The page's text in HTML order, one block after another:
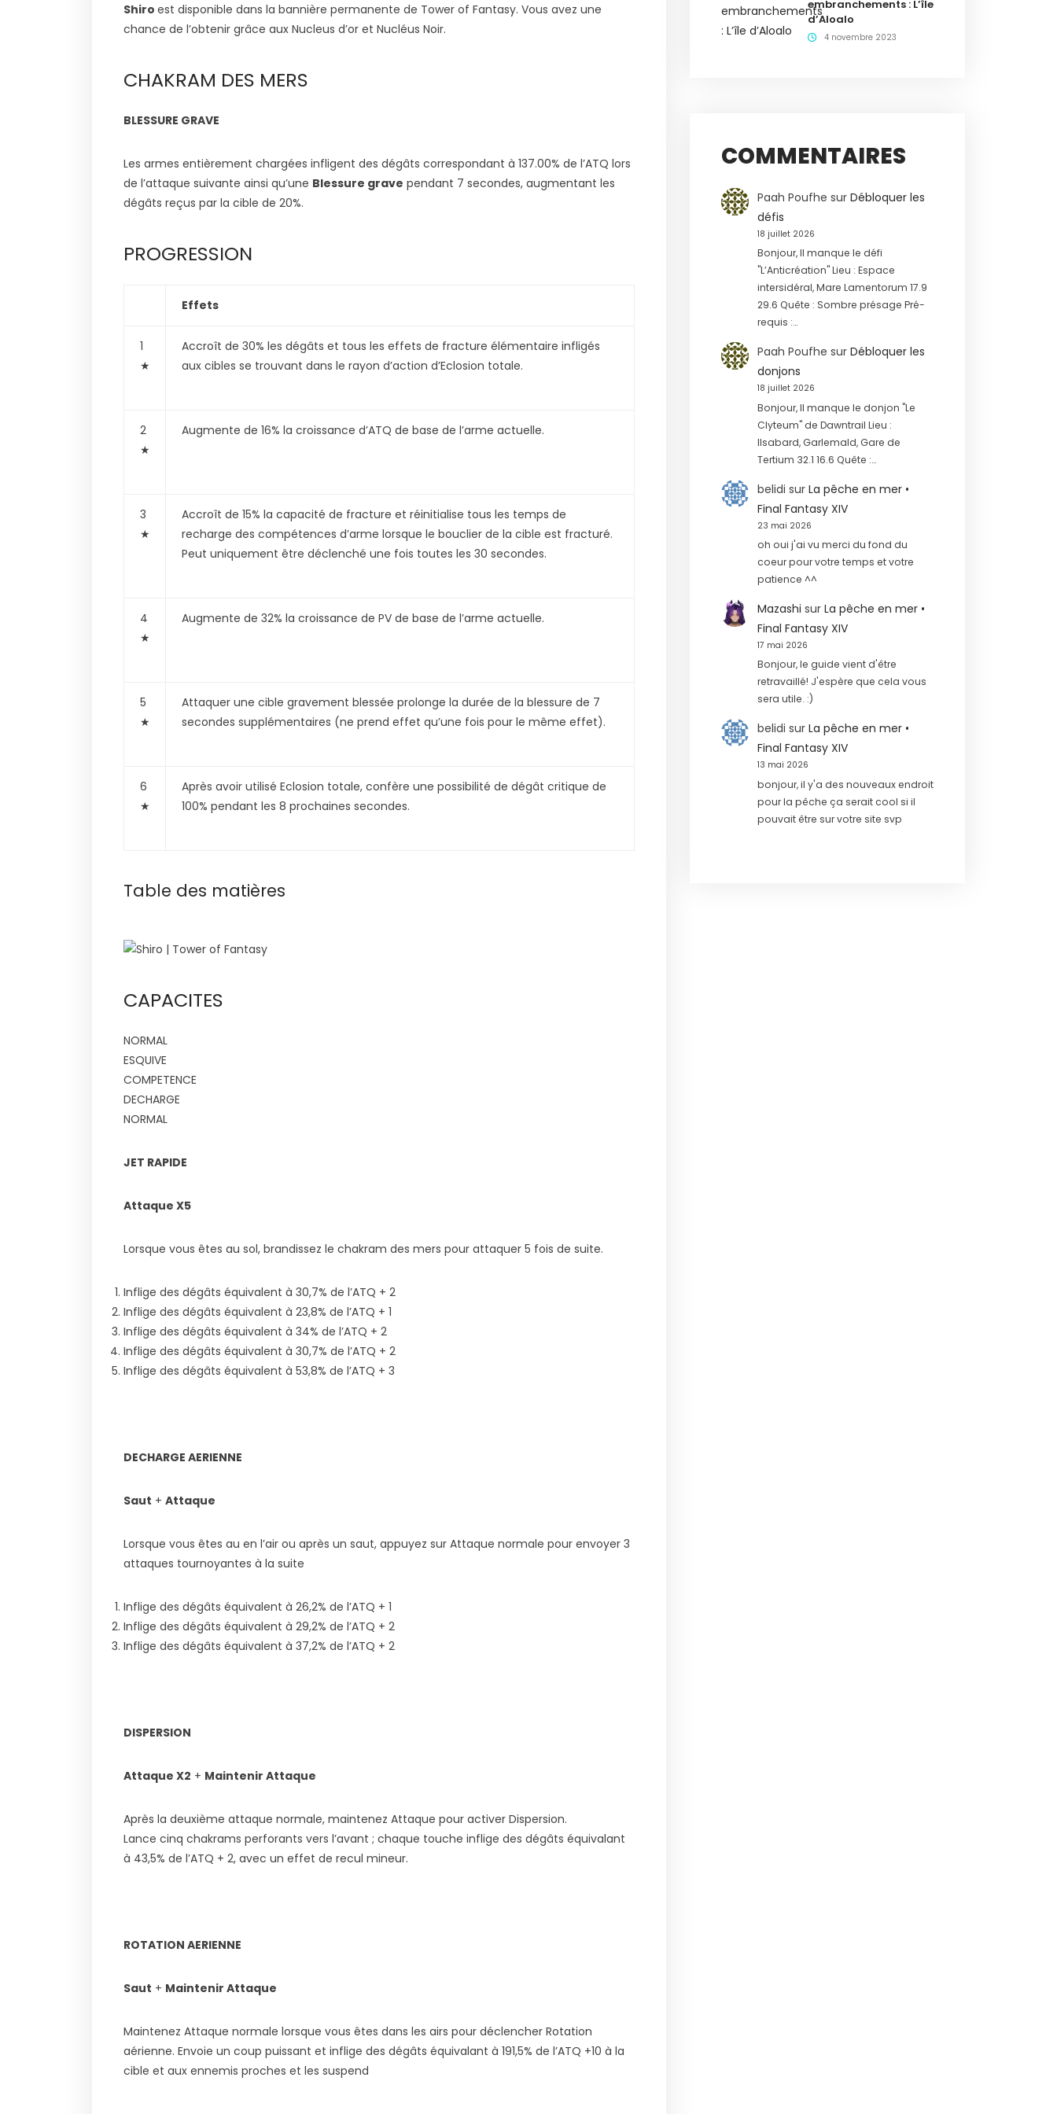
Shiro est disponible dans la bannière permanente de Tower of Fantasy. Vous avez une
chance de l’obtenir grâce aux Nucleus d’or et Nucléus Noir.
CHAKRAM DES MERS
BLESSURE GRAVE
Les armes entièrement chargées infligent des dégâts correspondant à 137.00% de l’ATQ lors
de l’attaque suivante ainsi qu’une Blessure grave pendant 7 secondes, augmentant les
dégâts reçus par la cible de 20%.
PROGRESSION
Effets
1
★
Accroît de 30% les dégâts et tous les effets de fracture élémentaire infligés
aux cibles se trouvant dans le rayon d’action d’Eclosion totale.
2
★
Augmente de 16% la croissance d’ATQ de base de l’arme actuelle.
3
★
Accroît de 15% la capacité de fracture et réinitialise tous les temps de
recharge des compétences d’arme lorsque le bouclier de la cible est fracturé.
Peut uniquement être déclenché une fois toutes les 30 secondes.
4
★
Augmente de 32% la croissance de PV de base de l’arme actuelle.
5
★
Attaquer une cible gravement blessée prolonge la durée de la blessure de 7
secondes supplémentaires (ne prend effet qu’une fois pour le même effet).
6
★
Après avoir utilisé Eclosion totale, confère une possibilité de dégât critique de
100% pendant les 8 prochaines secondes.
Table des matières
CAPACITES
NORMAL
ESQUIVE
COMPETENCE
DECHARGE
NORMAL
JET RAPIDE
Attaque X5
Lorsque vous êtes au sol, brandissez le chakram des mers pour attaquer 5 fois de suite.
Inflige des dégâts équivalent à 30,7% de l’ATQ + 2
Inflige des dégâts équivalent à 23,8% de l’ATQ + 1
Inflige des dégâts équivalent à 34% de l’ATQ + 2
Inflige des dégâts équivalent à 30,7% de l’ATQ + 2
Inflige des dégâts équivalent à 53,8% de l’ATQ + 3
DECHARGE AERIENNE
Saut + Attaque
Lorsque vous êtes au en l’air ou après un saut, appuyez sur Attaque normale pour envoyer 3
attaques tournoyantes à la suite
Inflige des dégâts équivalent à 26,2% de l’ATQ + 1
Inflige des dégâts équivalent à 29,2% de l’ATQ + 2
Inflige des dégâts équivalent à 37,2% de l’ATQ + 2
DISPERSION
Attaque X2 + Maintenir Attaque
Après la deuxième attaque normale, maintenez Attaque pour activer Dispersion.
Lance cinq chakrams perforants vers l’avant ; chaque touche inflige des dégâts équivalant
à 43,5% de l’ATQ + 2, avec un effet de recul mineur.
ROTATION AERIENNE
Saut + Maintenir Attaque
Maintenez Attaque normale lorsque vous êtes dans les airs pour déclencher Rotation
aérienne. Envoie un coup puissant et inflige des dégâts équivalant à 191,5% de l’ATQ +10 à la
cible et aux ennemis proches et les suspend
embranchements : L’île
d’Aloalo
4 novembre 2023
COMMENTAIRES
Paah Poufhe sur Débloquer les
défis
18 juillet 2026
Bonjour, Il manque le défi
"L’Anticréation" Lieu : Espace
intersidéral, Mare Lamentorum 17.9
29.6 Quête : Sombre présage Pré-
requis :…
Paah Poufhe sur Débloquer les
donjons
18 juillet 2026
Bonjour, Il manque le donjon "Le
Clyteum" de Dawntrail Lieu :
Ilsabard, Garlemald, Gare de
Tertium 32.1 16.6 Quête :…
belidi sur La pêche en mer •
Final Fantasy XIV
23 mai 2026
oh oui j'ai vu merci du fond du
coeur pour votre temps et votre
patience ^^
Mazashi sur La pêche en mer •
Final Fantasy XIV
17 mai 2026
Bonjour, le guide vient d'être
retravaillé! J'espère que cela vous
sera utile. :)
belidi sur La pêche en mer •
Final Fantasy XIV
13 mai 2026
bonjour, il y'a des nouveaux endroit
pour la pêche ça serait cool si il
pouvait être sur votre site svp